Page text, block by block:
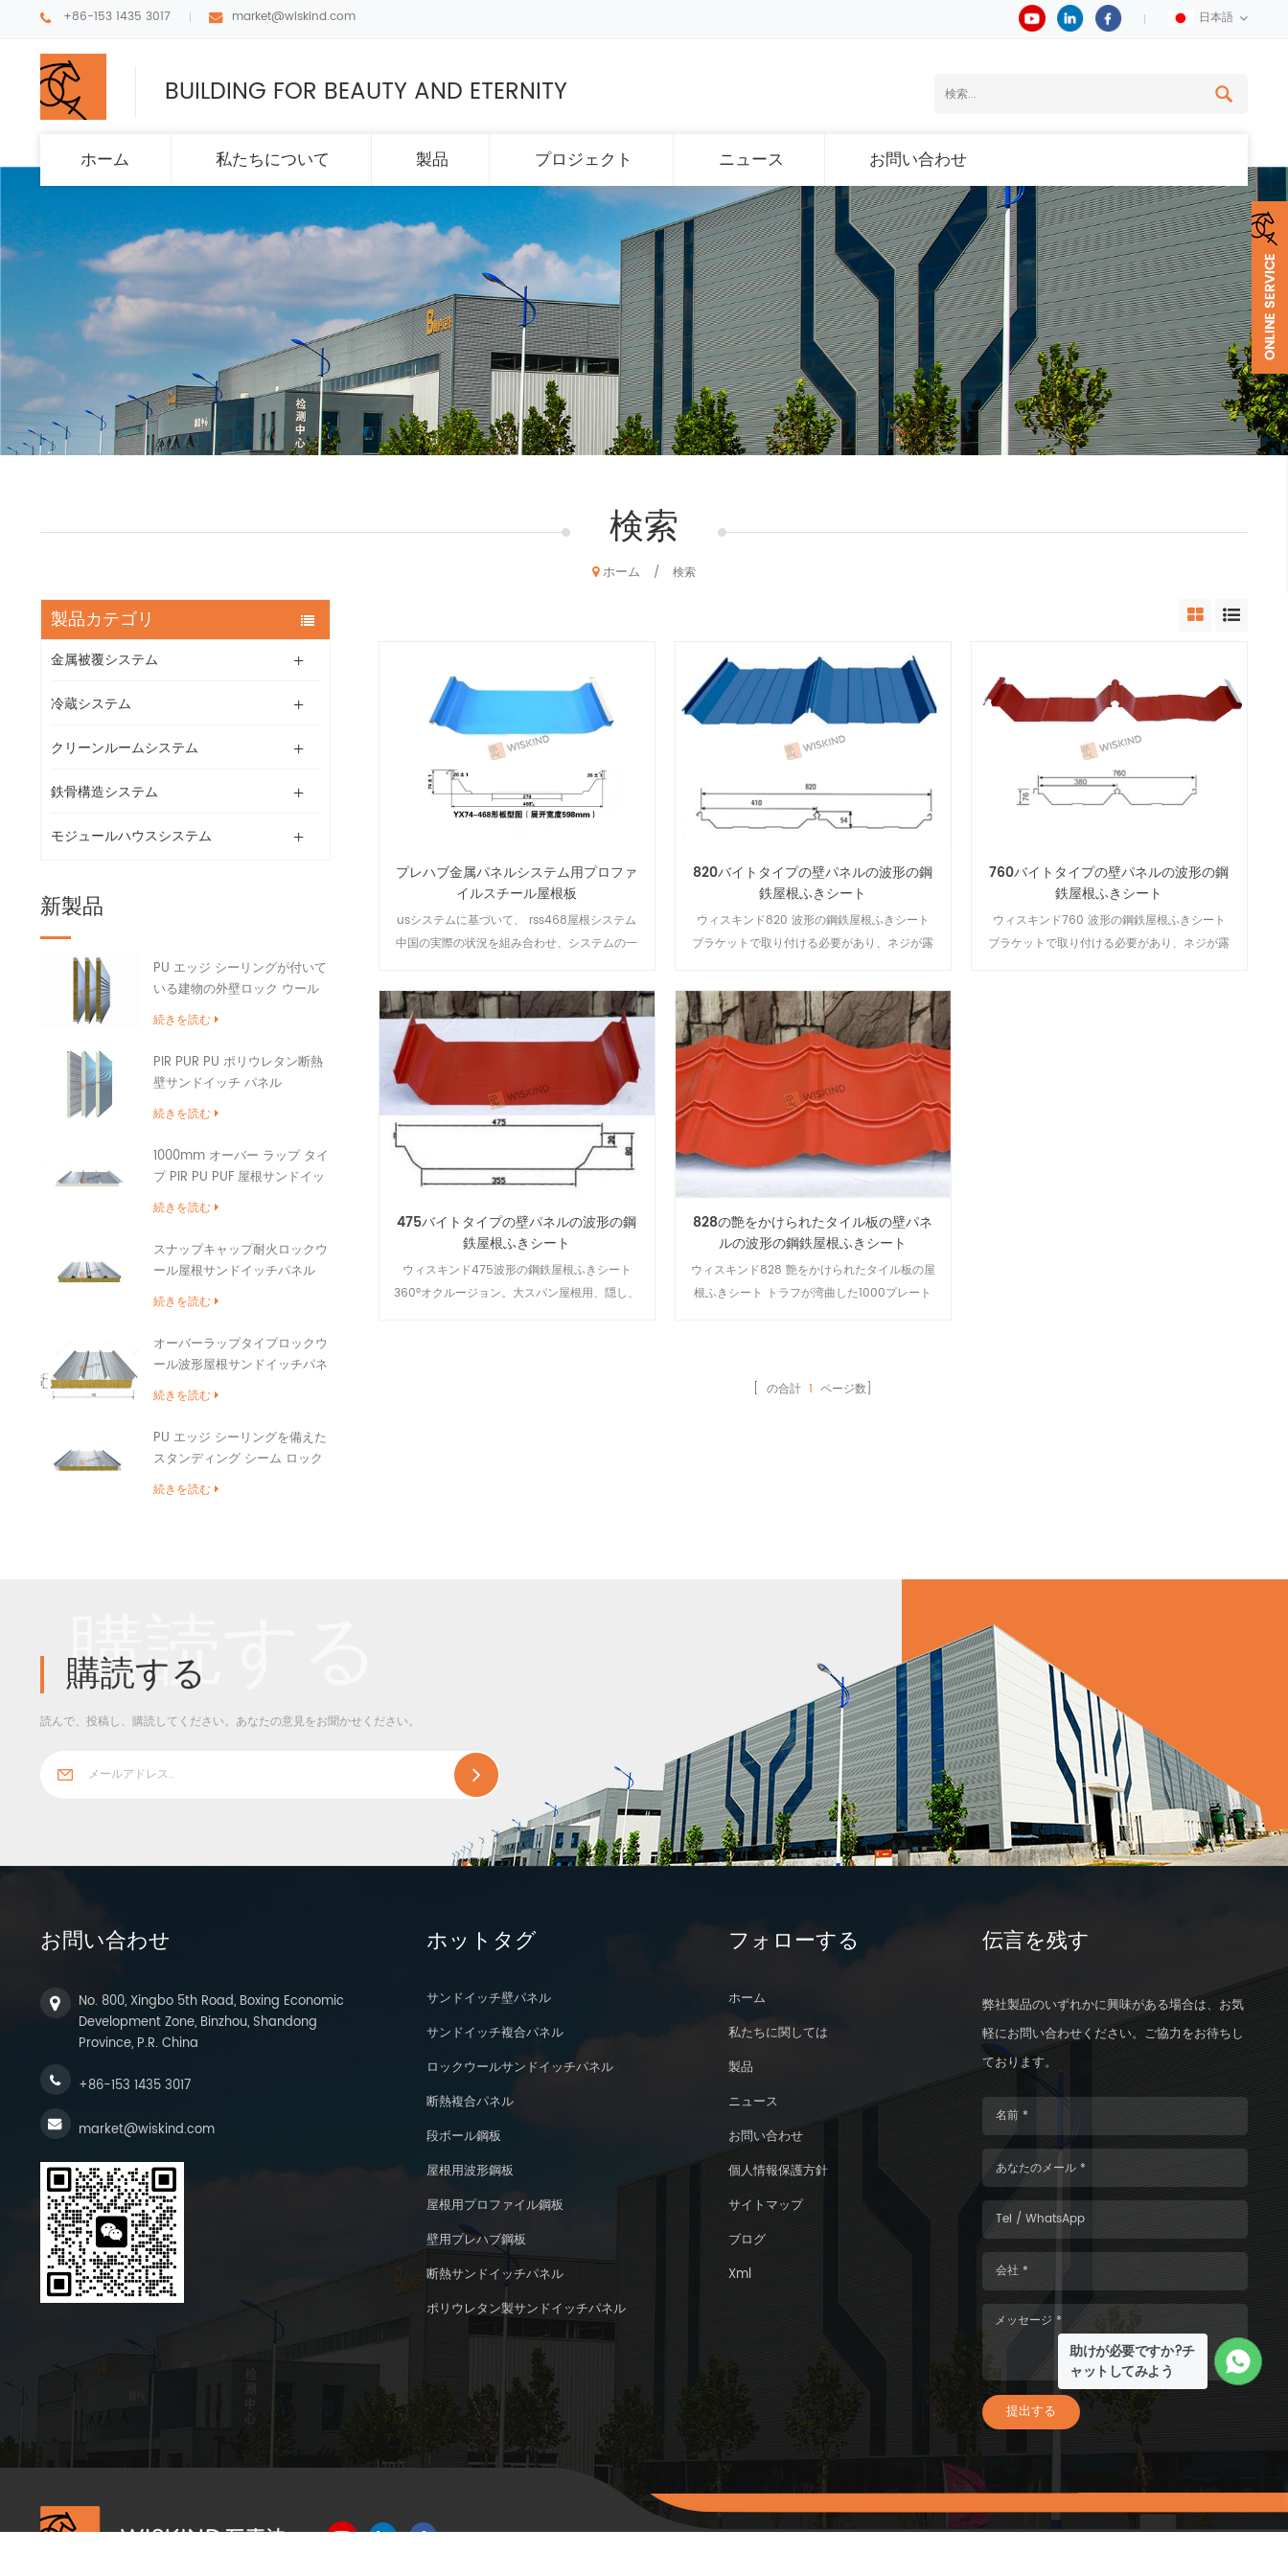
+86-153 1435 3017 market@wiskind.com 日本語
BUILDING FOR BEAUTY AND ETERNITY
ホーム 私たちについて 製品 プロジェクト ニュース お問い合わせ
検索
ホーム / 検索
製品カテゴリ
金属被覆システム
冷蔵システム
クリーンルームシステム
鉄骨構造システム
モジュールハウスシステム
新製品
PU エッジ シーリングが付いて
いる建物の外壁ロック ウール
サンドイッチ パネル
続きを読む
PIR PUR PU ポリウレタン断熱
壁サンドイッチ パネル
続きを読む
1000mm オーバー ラップ タイ
プ PIR PU PUF 屋根サンドイッ
チ パネル
続きを読む
スナップキャップ耐火ロックウ
ール屋根サンドイッチパネル
続きを読む
オーバーラップタイプロックウ
ール波形屋根サンドイッチパネ
ル
続きを読む
PU エッジ シーリングを備えた
スタンディング シーム ロック
ウール屋根サンドイッチ パネ
ル
続きを読む
プレハブ金属パネルシステム用プロファ
イルスチール屋根板
usシステムに基づいて、 rss468屋根システム
中国の実際の状況を組み合わせ、システムの一
ムの利点を統合して改善します。
820バイトタイプの壁パネルの波形の鋼
鉄屋根ふきシート
ウィスキンド820 波形の鋼鉄屋根ふきシート
ブラケットで取り付ける必要があり、ネジが露
れ、排水効果が良好であり、輸送に適しておら
ず、ほとんどが現場での処理に使用されます。
760バイトタイプの壁パネルの波形の鋼
鉄屋根ふきシート
ウィスキンド760 波形の鋼鉄屋根ふきシート
ブラケットで取り付ける必要があり、ネジが露
475バイトタイプの壁パネルの波形の鋼
鉄屋根ふきシート
ウィスキンド475波形の鋼鉄屋根ふきシート
360°オクルージョン。大スパン屋根用、隠し、
828の艶をかけられたタイル板の壁パネ
ルの波形の鋼鉄屋根ふきシート
ウィスキンド828 艶をかけられたタイル板の屋
根ふきシート トラフが湾曲した1000プレート
[ の合計1 ページ数]
購読する
購読する
読んで、投稿し、購読してください。あなたの意見をお聞かせください。
助けが必要ですか?チ
ャットしてみよう
お問い合わせ
No. 800, Xingbo 5th Road, Boxing Economic
Development Zone, Binzhou, Shandong
Province, P.R. China
+86-153 1435 3017
market@wiskind.com
ホットタグ
サンドイッチ壁パネル
サンドイッチ複合パネル
ロックウールサンドイッチパネル
断熱複合パネル
段ボール鋼板
屋根用波形鋼板
屋根用プロファイル鋼板
壁用プレハブ鋼板
断熱サンドイッチパネル
ポリウレタン製サンドイッチパネル
フォローする
ホーム
私たちに関しては
製品
ニュース
お問い合わせ
個人情報保護方針
サイトマップ
ブログ
Xml
伝言を残す
弊社製品のいずれかに興味がある場合は、お気
軽にお問い合わせください。ご協力をお待ちし
ております。
提出する